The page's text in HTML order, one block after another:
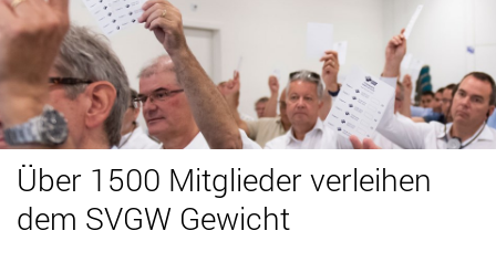
Über 1500 Mitglieder verleihen
dem SVGW Gewicht